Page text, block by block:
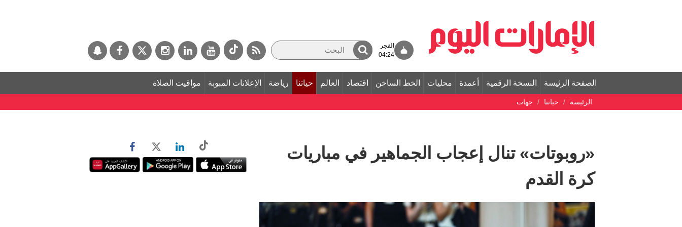
الفجر
04:24
الصفحة الرئيسة النسخة الرقمية أعمدة محليات الخط الساخن اقتصاد العالم حياتنا رياضة الإعلانات المبوبة مواقيت الصلاة
الرئيسة حياتنا جهات
«روبوتات» تنال إعجاب الجماهير في مباريات
كرة القدم